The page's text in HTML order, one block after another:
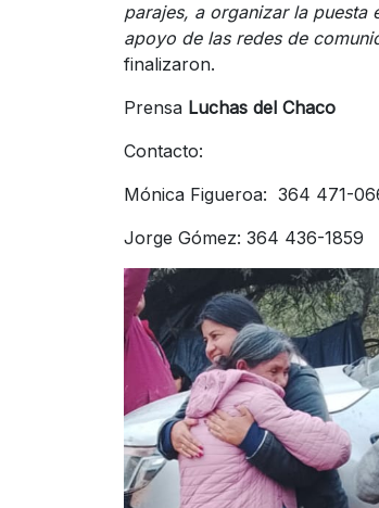
parajes, a organizar la puesta
apoyo de las redes de
finalizaron.
Prensa Luchas del Chaco
Contacto:
Mónica Figueroa: 364 471-
Jorge Gómez: 364 436-1859